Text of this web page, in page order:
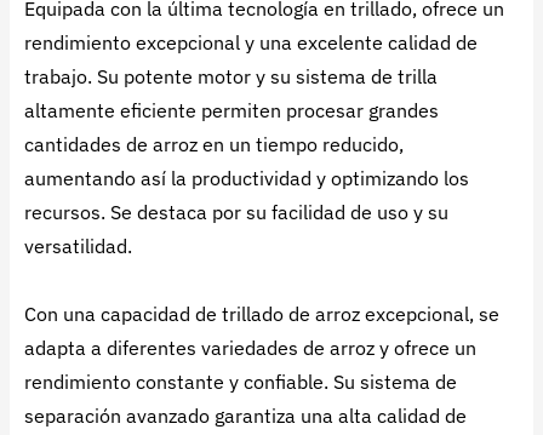
Equipada con la última tecnología en trillado, ofrece un
rendimiento excepcional y una excelente calidad de
trabajo. Su potente motor y su sistema de trilla
altamente eficiente permiten procesar grandes
cantidades de arroz en un tiempo reducido,
aumentando así la productividad y optimizando los
recursos. Se destaca por su facilidad de uso y su
versatilidad.
Con una capacidad de trillado de arroz excepcional, se
adapta a diferentes variedades de arroz y ofrece un
rendimiento constante y confiable. Su sistema de
separación avanzado garantiza una alta calidad de